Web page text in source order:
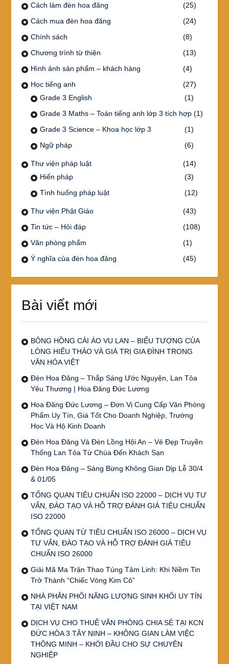
Cách làm đèn hoa đăng
(25)
Cách mua đèn hoa đăng
(24)
Chính sách
(8)
Chương trình từ thiện
(13)
Hình ảnh sản phẩm – khách hàng
(4)
Học tiếng anh
(27)
Grade 3 English
(1)
Grade 3 Maths – Toán tiếng anh lớp 3 tích hợp(1)
Grade 3 Science – Khoa học lớp 3
(1)
Ngữ pháp
(6)
Thư viện pháp luật
(14)
Hiến pháp
(3)
Tình huống pháp luật
(12)
Thư viện Phật Giáo
(43)
Tin tức – Hỏi đáp
(108)
Văn phòng phẩm
(1)
Ý nghĩa của đèn hoa đăng
(45)
Bài viết mới
BÔNG HỒNG CÀI ÁO VU LAN – BIỂU TƯỢNG CỦA
LÒNG HIẾU THẢO VÀ GIÁ TRỊ GIA ĐÌNH TRONG
VĂN HÓA VIỆT
Đèn Hoa Đăng – Thắp Sáng Ước Nguyện, Lan Tỏa
Yêu Thương | Hoa Đăng Đức Lương
Hoa Đăng Đức Lương – Đơn Vị Cung Cấp Văn Phòng
Phẩm Uy Tín, Giá Tốt Cho Doanh Nghiệp, Trường
Học Và Hộ Kinh Doanh
Đèn Hoa Đăng Và Đèn Lồng Hội An – Vẻ Đẹp Truyền
Thống Lan Tỏa Từ Chùa Đến Khách Sạn
Đèn Hoa Đăng – Sáng Bừng Không Gian Dịp Lễ 30/4
& 01/05
TỔNG QUAN TIÊU CHUẨN ISO 22000 – DỊCH VỤ TƯ
VẤN, ĐÀO TẠO VÀ HỖ TRỢ ĐÁNH GIÁ TIÊU CHUẨN
ISO 22000
TỔNG QUAN TỪ TIÊU CHUẨN ISO 26000 – DỊCH VỤ
TƯ VẤN, ĐÀO TẠO VÀ HỖ TRỢ ĐÁNH GIÁ TIÊU
CHUẨN ISO 26000
Giải Mã Ma Trận Thao Túng Tâm Linh: Khi Niềm Tin
Trở Thành “Chiếc Vòng Kim Cô”
NHÀ PHÂN PHỐI NĂNG LƯỢNG SINH KHỐI UY TÍN
TẠI VIỆT NAM
DỊCH VỤ CHO THUÊ VĂN PHÒNG CHIA SẺ TẠI KCN
ĐỨC HÒA 3 TÂY NINH – KHÔNG GIAN LÀM VIỆC
THÔNG MINH – KHỞI ĐẦU CHO SỰ CHUYÊN
NGHIỆP